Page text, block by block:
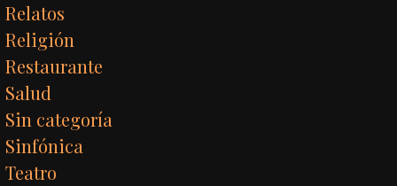
Relatos
Religión
Restaurante
Salud
Sin categoría
Sinfónica
Teatro